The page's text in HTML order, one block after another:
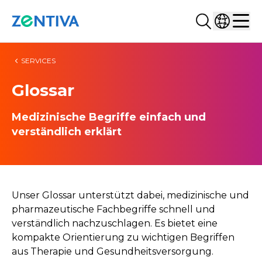
Suchen...
Land
SERVICES
Glossar
Medizinische Begriffe einfach und
verständlich erklärt
Unser Glossar unterstützt dabei, medizinische und
pharmazeutische Fachbegriffe schnell und
verständlich nachzuschlagen. Es bietet eine
kompakte Orientierung zu wichtigen Begriffen
aus Therapie und Gesundheitsversorgung.